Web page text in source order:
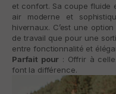
et confort. Sa coupe fluide
air moderne et
hivernaux. C’est une
de travail que pour une
entre fonctionnalité et
Parfait pour : Offrir à
font la différence.